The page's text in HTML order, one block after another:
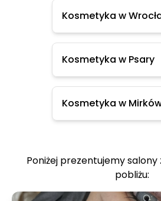
Kosmetyka w
Kosmetyka w Psary
Kosmetyka w
Poniżej prezentujemy
pobliżu: